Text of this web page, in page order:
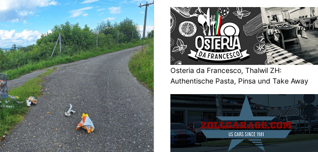
Osteria da Francesco, Thalwil ZH:
Authentische Pasta, Pinsa und Take Away